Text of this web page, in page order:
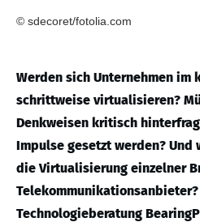
© sdecoret/fotolia.com
Werden sich Unternehmen im
schrittweise virtualisieren?
Denkweisen kritisch
Impulse gesetzt werden?
die Virtualisierung einzelner
Technologieberatung